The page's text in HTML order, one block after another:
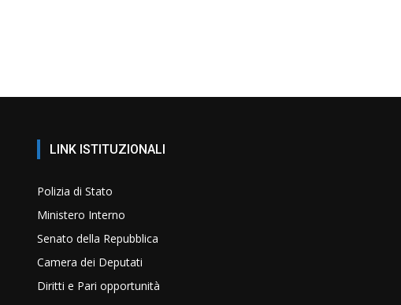
LINK ISTITUZIONALI
Polizia di Stato
Ministero Interno
Senato della Repubblica
Camera dei Deputati
Diritti e Pari opportunità